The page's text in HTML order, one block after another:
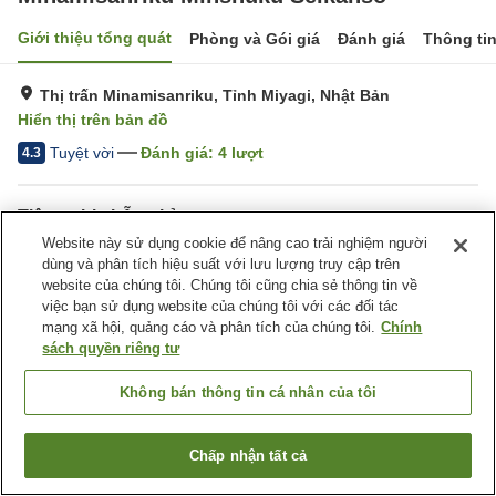
Giới thiệu tổng quát Phòng và Gói giá Đánh giá Thông
Thị trấn Minamisanriku, Tỉnh Miyagi, Nhật Bản
Hiển thị trên bản đồ
4.3 Tuyệt vời Đánh giá: 4 lượt
Tiện nghi chỗ nghỉ
Bãi đỗ xe Sảnh tiệc
Trang chủ Nhật Bản Tỉnh Miyagi
Thị trấn Minamisanriku
Minamisanriku Minshuku Seikanso
Tìm phòng trống
Website này sử dụng cookie để nâng cao trải nghiệm người
dùng và phân tích hiệu suất với lưu lượng truy cập trên
website của chúng tôi. Chúng tôi cũng chia sẻ thông tin về
việc bạn sử dụng website của chúng tôi với các đối tác
mạng xã hội, quảng cáo và phân tích của chúng tôi. Chính
sách quyền riêng tư
Không bán thông tin cá nhân của tôi
Chấp nhận tất cả